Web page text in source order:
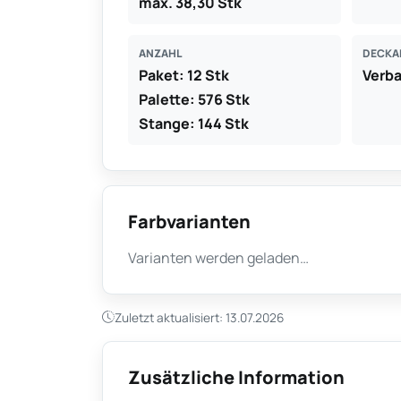
ANZAHL
Paket: 12 Stk
Palette: 576 Stk
Stange: 144 Stk
Farbvarianten
Varianten werden geladen…
Zuletzt aktualisiert: 13.07.2026
Zusätzliche Information